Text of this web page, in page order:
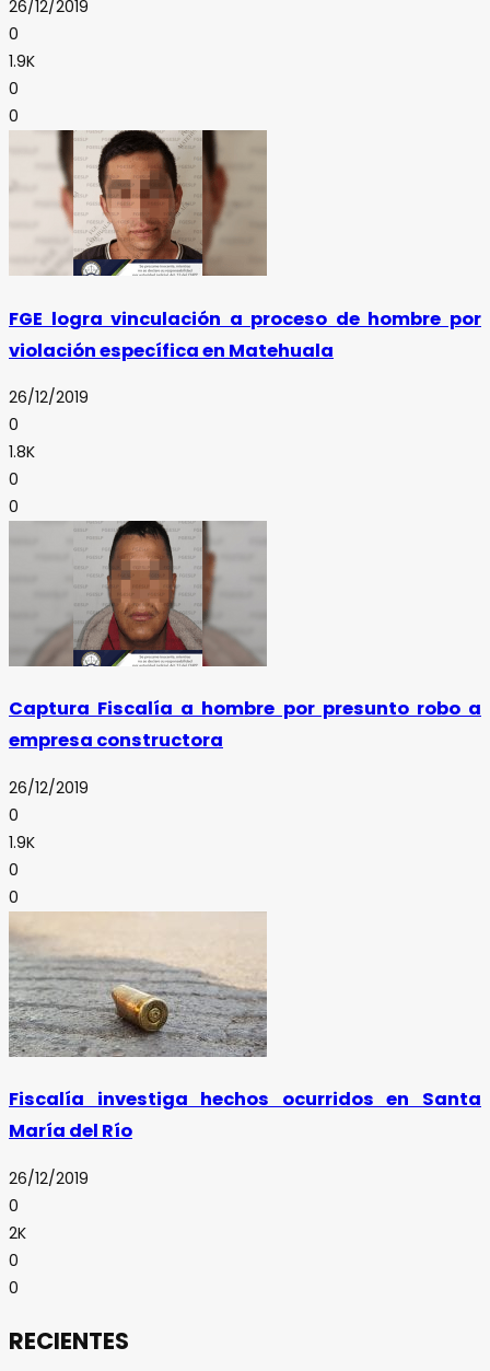
26/12/2019
0
1.9K
0
0
FGE logra vinculación a proceso de hombre por
violación específica en Matehuala
26/12/2019
0
1.8K
0
0
Captura Fiscalía a hombre por presunto robo a
empresa constructora
26/12/2019
0
1.9K
0
0
Fiscalía investiga hechos ocurridos en Santa
María del Río
26/12/2019
0
2K
0
0
RECIENTES